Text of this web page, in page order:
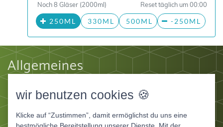
Noch 8 Gläser (2000ml) Reset täglich um 00:00
250ML 330ML 500ML -250ML
Allgemeines
Datenschutz
wir benutzen cookies 🍪
Klicke auf “Zustimmen”, damit ermöglichst du uns eine